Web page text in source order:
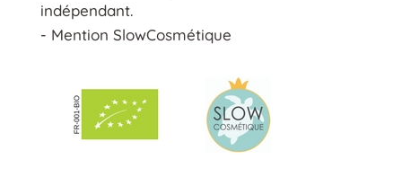
indépendant.
- Mention SlowCosmétique